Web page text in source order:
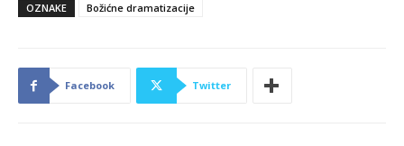
OZNAKE
Božićne dramatizacije
Facebook Twitter